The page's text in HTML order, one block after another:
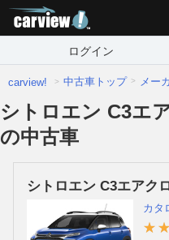
ログイン
carview! 中古車トップ メー
シトロエン C3エ
の中古車
シトロエン C3エアク
カタ